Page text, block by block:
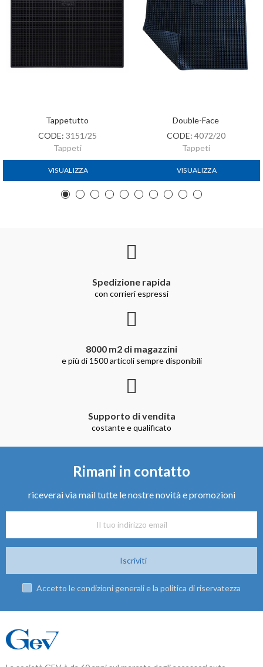
Tappetutto
CODE: 3151/25
Tappeti
VISUALIZZA
Double-Face
CODE: 4072/20
Tappeti
VISUALIZZA
Spedizione rapida
con corrieri espressi
8000 m2 di magazzini
e più di 1500 articoli sempre disponibili
Supporto di vendita
costante e qualificato
Rimani in contatto
riceverai via mail tutte le nostre novità e promozioni
Iscriviti
Accetto le condizioni generali e la politica di riservatezza